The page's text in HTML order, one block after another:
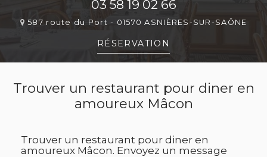
03 58 19 02 66
587 route du Port - 01570 ASNIÈRES-SUR-SAÔNE
RÉSERVATION
Trouver un restaurant pour diner en
amoureux Mâcon
Trouver un restaurant pour diner en
amoureux Mâcon. Envoyez un message